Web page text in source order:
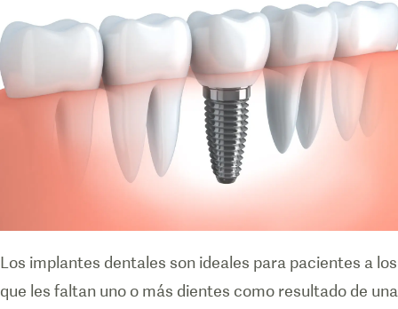
Los implantes dentales son ideales para pacientes a los
que les faltan uno o más dientes como resultado de una